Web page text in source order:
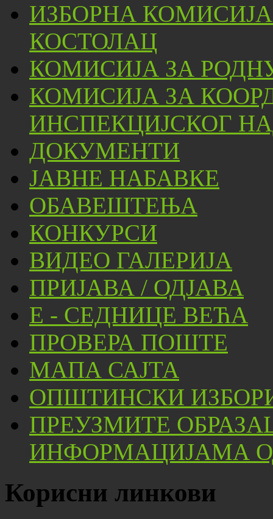
ИЗБОРНА
КОСТОЛАЦ
КОМИСИЈА ЗА
КОМИСИЈА ЗА
ИНСПЕКЦИЈСКОГ
ДОКУМЕНТИ
ЈАВНЕ НАБАВКЕ
ОБАВЕШТЕЊА
КОНКУРСИ
ВИДЕО ГАЛЕРИЈА
ПРИЈАВА / ОДЈАВА
Е - СЕДНИЦЕ ВЕЋА
ПРОВЕРА ПОШТЕ
МАПА САЈТА
ОПШТИНСКИ
ПРЕУЗМИТЕ
ИНФОРМАЦИЈАМА
Корисни линкови